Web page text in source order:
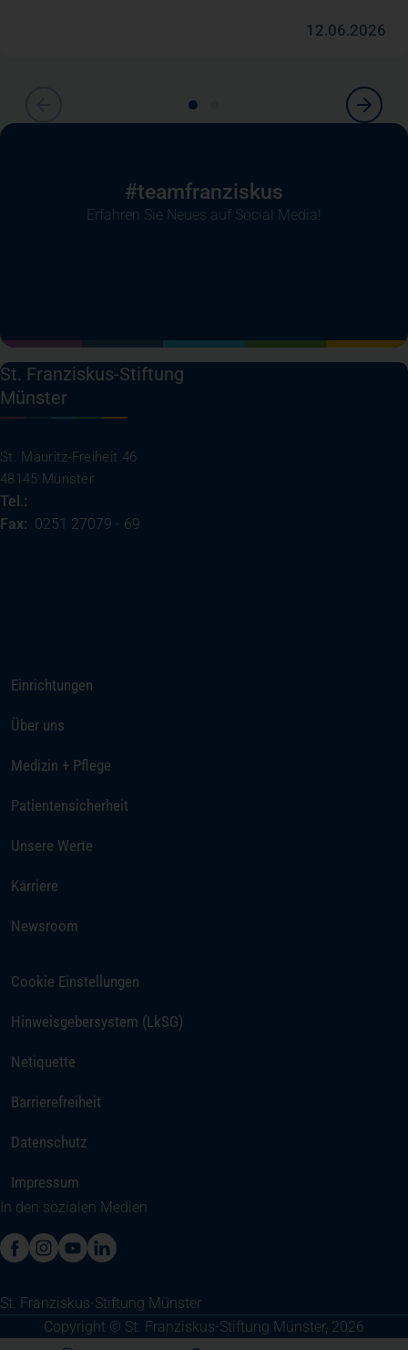
12.06.2026
#teamfranziskus
Erfahren Sie Neues auf Social Media!
St. Franziskus-Stiftung
Münster
St. Mauritz-Freiheit 46
48145 Münster
Tel.:
Fax: 0251 27079 - 69
Einrichtungen
Über uns
Medizin + Pflege
Patientensicherheit
Unsere Werte
Karriere
Newsroom
Cookie Einstellungen
Hinweisgebersystem (LkSG)
Netiquette
Barrierefreiheit
Datenschutz
Impressum
In den sozialen Medien
St. Franziskus-Stiftung Münster
Copyright © St. Franziskus-Stiftung Münster, 2026